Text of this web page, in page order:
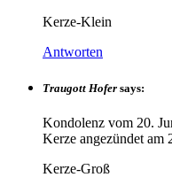
Kerze-Klein
Antworten
Traugott Hofer says:
Kondolenz vom 20.
Kerze angezündet am
Kerze-Groß